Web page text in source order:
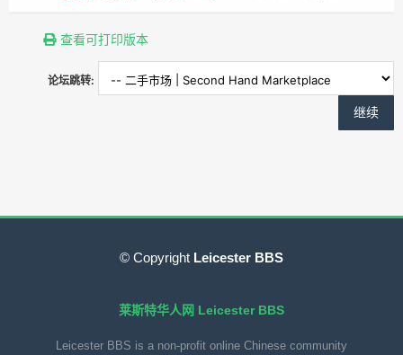
查看可打印版本
论坛跳转:
© Copyright Leicester BBS
莱斯特华人网 Leicester BBS
Leicester BBS is a non-profit online Chinese community